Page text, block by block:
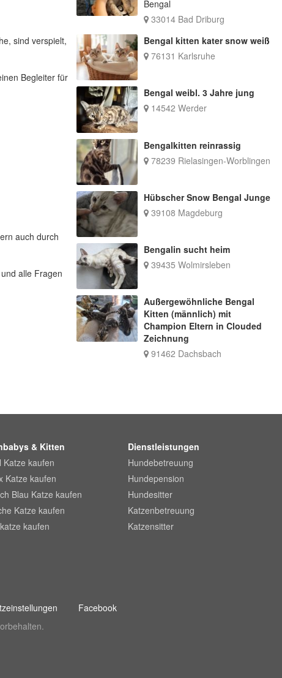
sind verspielt,
Begleiter für
auch durch
alle Fragen
Bengal
33014 Bad Driburg
Bengal kitten kater snow weiß
76131 Karlsruhe
Bengal weibl. 3 Jahre jung
14542 Werder
Bengalkitten reinrassig
78239 Rielasingen-Worblingen
Hübscher Snow Bengal Junge
39108 Magdeburg
Bengalin sucht heim
39435 Wolmirsleben
Außergewöhnliche Bengal
Kitten (männlich) mit
Champion Eltern in Clouded
Zeichnung
91462 Dachsbach
& Kitten
Katze kaufen
Katze kaufen
Blau Katze kaufen
Katze kaufen
kaufen
Dienstleistungen
Hundebetreuung
Hundepension
Hundesitter
Katzenbetreuung
Katzensitter
Facebook